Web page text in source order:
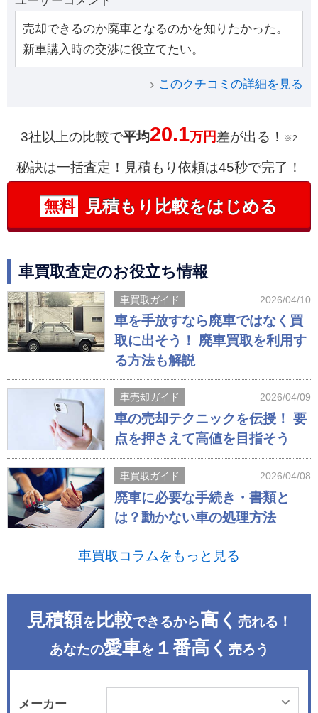
売却できるのか廃車となるのかを知りたかった。
新車購入時の交渉に役立てたい。
このクチコミの詳細を見る
3社以上の比較で平均20.1万円差が出る！ ※2
秘訣は一括査定！見積もり依頼は45秒で完了！
無料 見積もり比較をはじめる
車買取査定のお役立ち情報
車買取ガイド 2026/04/10
車を手放すなら廃車ではなく買
取に出そう！ 廃車買取を利用す
る方法も解説
車売却ガイド 2026/04/09
車の売却テクニックを伝授！ 要
点を押さえて高値を目指そう
車買取ガイド 2026/04/08
廃車に必要な手続き・書類と
は？動かない車の処理方法
車買取コラムをもっと見る
見積額を 比較できるから高く 売れる！
あなたの愛車を １番高く 売ろう
メーカー